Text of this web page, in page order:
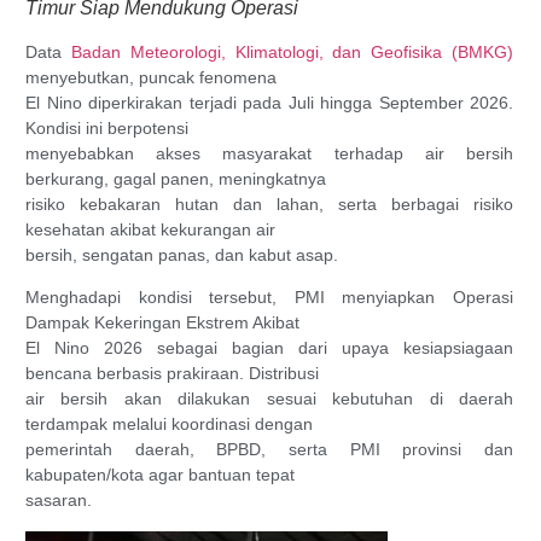
Timur Siap Mendukung Operasi
Data Badan Meteorologi, Klimatologi, dan Geofisika (BMKG)
menyebutkan, puncak fenomena
El Nino diperkirakan terjadi pada Juli hingga September 2026.
Kondisi ini berpotensi
menyebabkan akses masyarakat terhadap air bersih
berkurang, gagal panen, meningkatnya
risiko kebakaran hutan dan lahan, serta berbagai risiko
kesehatan akibat kekurangan air
bersih, sengatan panas, dan kabut asap.
Menghadapi kondisi tersebut, PMI menyiapkan Operasi
Dampak Kekeringan Ekstrem Akibat
El Nino 2026 sebagai bagian dari upaya kesiapsiagaan
bencana berbasis prakiraan. Distribusi
air bersih akan dilakukan sesuai kebutuhan di daerah
terdampak melalui koordinasi dengan
pemerintah daerah, BPBD, serta PMI provinsi dan
kabupaten/kota agar bantuan tepat
sasaran.